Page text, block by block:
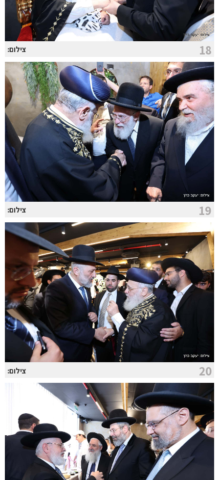
18 צילום:
19 צילום:
20 צילום: